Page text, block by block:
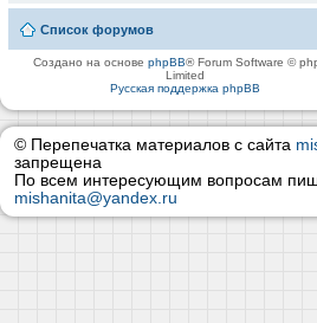
Список форумов
Создано на основеphpBB® Forum Software ©
Limited
Русская поддержка phpBB
© Перепечатка материалов с сайта
запрещена
По всем интересующим вопросам
mishanita@yandex.ru